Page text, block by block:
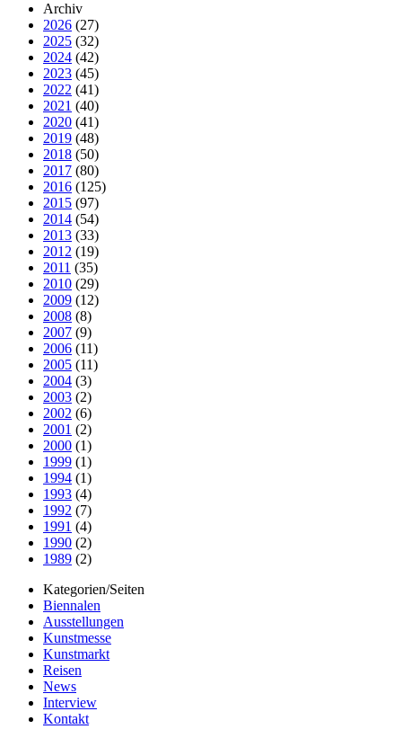
Archiv
2026 (27)
2025 (32)
2024 (42)
2023 (45)
2022 (41)
2021 (40)
2020 (41)
2019 (48)
2018 (50)
2017 (80)
2016 (125)
2015 (97)
2014 (54)
2013 (33)
2012 (19)
2011 (35)
2010 (29)
2009 (12)
2008 (8)
2007 (9)
2006 (11)
2005 (11)
2004 (3)
2003 (2)
2002 (6)
2001 (2)
2000 (1)
1999 (1)
1994 (1)
1993 (4)
1992 (7)
1991 (4)
1990 (2)
1989 (2)
Kategorien/Seiten
Biennalen
Ausstellungen
Kunstmesse
Kunstmarkt
Reisen
News
Interview
Kontakt